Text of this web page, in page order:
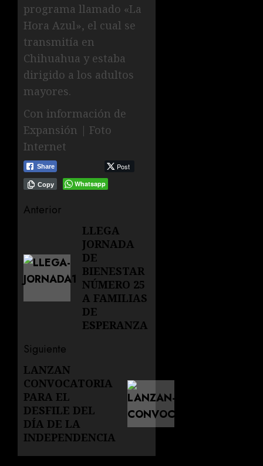
programa llamado «La
Hora Azul», el cual se
transmitía en
Chihuahua y estaba
dirigido a los adultos
mayores.
Con información de
Expansión | Foto
Internet
Share Post
Whatsapp
Copy
Navegación
entradas
Anterior
LLEGA
JORNADA
DE
BIENESTAR
NÚMERO 25
A FAMILIAS
DE
ESPERANZA
Siguiente
Siguiente
entrada:
LANZAN
CONVOCATORIA
PARA EL
DESFILE DEL
DÍA DE LA
INDEPENDENCIA